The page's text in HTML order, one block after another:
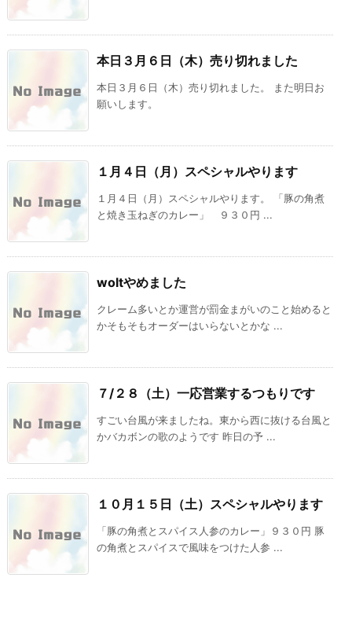
本日３月６日（木）売り切れました
本日３月６日（木）売り切れました。 また明日お
願いします。
１月４日（月）スペシャルやります
１月４日（月）スペシャルやります。 「豚の角煮
と焼き玉ねぎのカレー」 ９３０円 ...
woltやめました
クレーム多いとか運営が罰金まがいのこと始めると
かそもそもオーダーはいらないとかな ...
７/２８（土）一応営業するつもりです
すごい台風が来ましたね。東から西に抜ける台風と
かバカボンの歌のようです 昨日の予 ...
１０月１５日（土）スペシャルやります
「豚の角煮とスパイス人参のカレー」９３０円 豚
の角煮とスパイスで風味をつけた人参 ...